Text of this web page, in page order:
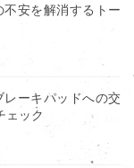
安を解消するトー
ーキパッドへの交
ェック